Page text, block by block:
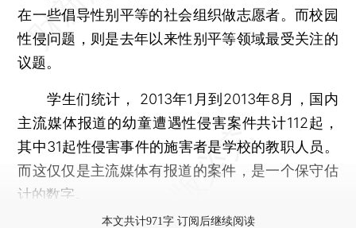
在一些倡导性别平等的社会组织做志愿者。而校园
性侵问题，则是去年以来性别平等领域最受关注的
议题。
学生们统计， 2013年1月到2013年8月，国内
主流媒体报道的幼童遭遇性侵害案件共计112起，
其中31起性侵害事件的施害者是学校的教职人员。
而这仅仅是主流媒体有报道的案件，是一个保守估
计的数字。
本文共计971字 订阅后继续阅读